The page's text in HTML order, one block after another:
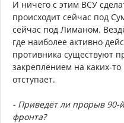
И ничего с этим ВСУ
происходит сейчас под
сейчас под Лиманом.
где наиболее активно
противника существуют
закреплением на каких-
отступает.
- Приведёт ли прорыв
фронта?